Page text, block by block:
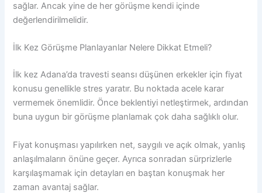
sağlar. Ancak yine de her görüşme kendi içinde
değerlendirilmelidir.
İlk Kez Görüşme Planlayanlar Nelere Dikkat Etmeli?
İlk kez Adana’da travesti seansı düşünen erkekler için fiyat
konusu genellikle stres yaratır. Bu noktada acele karar
vermemek önemlidir. Önce beklentiyi netleştirmek, ardından
buna uygun bir görüşme planlamak çok daha sağlıklı olur.
Fiyat konuşması yapılırken net, saygılı ve açık olmak, yanlış
anlaşılmaların önüne geçer. Ayrıca sonradan sürprizlerle
karşılaşmamak için detayları en baştan konuşmak her
zaman avantaj sağlar.